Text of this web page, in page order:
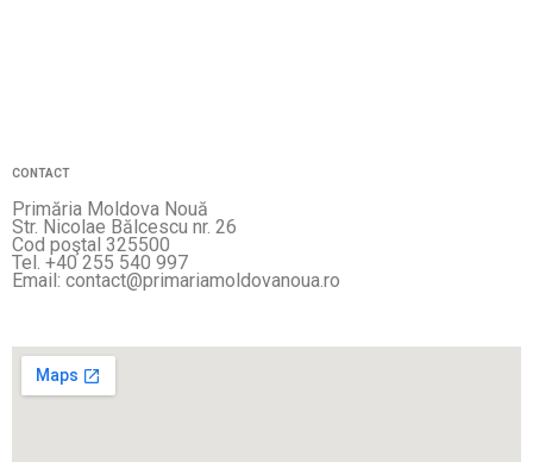
CONTACT
Primăria Moldova Nouă
Str. Nicolae Bălcescu nr. 26
Cod poştal 325500
Tel. +40 255 540 997
Email: contact@primariamoldovanoua.ro